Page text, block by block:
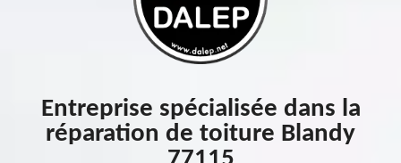
Entreprise spécialisée dans la
réparation de toiture Blandy